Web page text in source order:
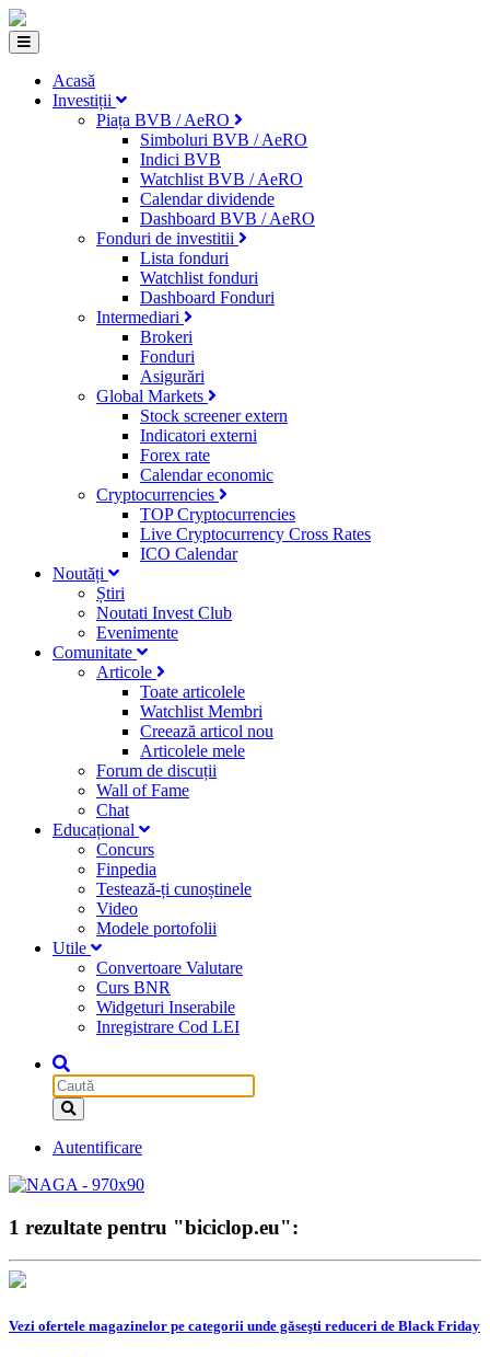
Acasă
Investiții
Piața BVB / AeRO
Simboluri BVB / AeRO
Indici BVB
Watchlist BVB / AeRO
Calendar dividende
Dashboard BVB / AeRO
Fonduri de investitii
Lista fonduri
Watchlist fonduri
Dashboard Fonduri
Intermediari
Brokeri
Fonduri
Asigurări
Global Markets
Stock screener extern
Indicatori externi
Forex rate
Calendar economic
Cryptocurrencies
TOP Cryptocurrencies
Live Cryptocurrency Cross Rates
ICO Calendar
Noutăți
Știri
Noutati Invest Club
Evenimente
Comunitate
Articole
Toate articolele
Watchlist Membri
Creează articol nou
Articolele mele
Forum de discuții
Wall of Fame
Chat
Educațional
Concurs
Finpedia
Testează-ți cunoștinele
Video
Modele portofolii
Utile
Convertoare Valutare
Curs BNR
Widgeturi Inserabile
Inregistrare Cod LEI
Autentificare
1 rezultate pentru "biciclop.eu":
Vezi ofertele magazinelor pe categorii unde găseşti reduceri de Black Friday